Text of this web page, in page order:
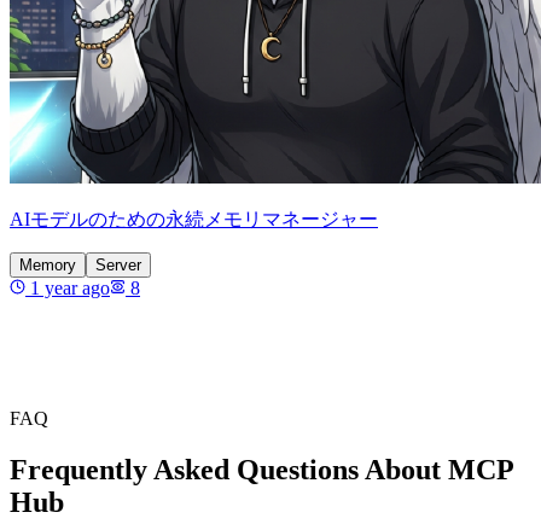
AIモデルのための永続メモリマネージャー
Memory Server
1 year ago 8
FAQ
Frequently Asked Questions About MCP
Hub